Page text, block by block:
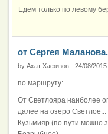
Едем только по левому
от Сергея
by Ахат Хафизов - 24/08/
по маршруту:
От Светлояра наиболее
далее на озеро
Кузьмияр (по пути можно